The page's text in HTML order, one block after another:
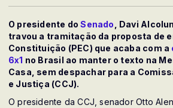
O presidente doSenado , Davi
travou a tramitação da proposta de
Constituição (PEC) que acaba com a
6x1 no Brasil ao manter o texto na
Casa, sem despachar para a
e Justiça (CCJ).
O presidente da CCJ, senador Otto